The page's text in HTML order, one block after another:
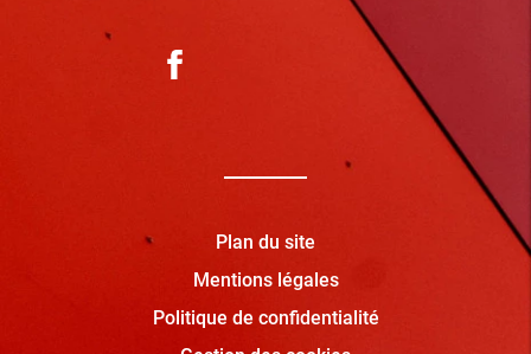
Plan du site
Mentions légales
Politique de confidentialité